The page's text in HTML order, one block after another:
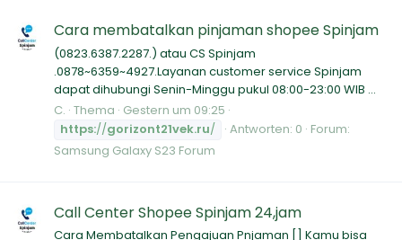
Cara membatalkan pinjaman shopee Spinjam
(0823.6387.2287.) atau CS Spinjam
.0878~6359~4927.Layanan customer service Spinjam
dapat dihubungi Senin-Minggu pukul 08:00-23:00 WIB ...
C. Thema Gestern um 09:25
https://gorizont21vek.ru/ Antworten: 0 Forum:
Samsung Galaxy S23 Forum
Call Center Shopee Spinjam 24,jam
Cara Membatalkan Pengajuan Pnjaman [] Kamu bisa